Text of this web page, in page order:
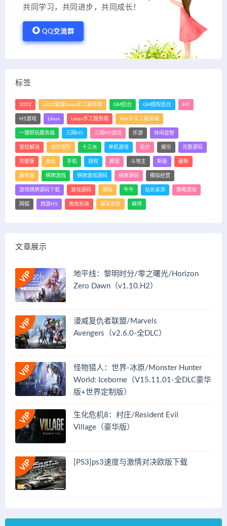
共同学习，共同进步，共同成长！
QQ交流群
标签
2022 2022整理Linux手工服务端 GM后台 GM授权后台 H5
H5游戏 Linux Linux手工服务端 Win半手工服务端
一键即玩服务端 三网H5 三网H5游戏 乐游 休闲益智
冒险解谜 动作冒险 十三水 单机游戏 后台 娱乐 完整源码
完整版 微信 手机 授权 教程 斗地主 新版 最新
服务端 棋牌游戏 棋牌游戏源码 棋牌源码 模拟经营
游戏棋牌源码下载 游戏源码 源码 牛牛 站长亲测 策略游戏
网狐 西游H5 角色扮演 赛车竞技 麻将
文章展示
地平线：黎明时分/零之曙光/Horizon
Zero Dawn（v1.10.H2）
漫威复仇者联盟/Marvels
Avengers（v2.6.0-全DLC）
怪物猎人：世界-冰原/Monster Hunter
World: Iceborne（V15.11.01-全DLC豪华
版+世界定制版）
生化危机8：村庄/Resident Evil
Village（豪华版）
[PS3]ps3速度与激情对决欧版下载